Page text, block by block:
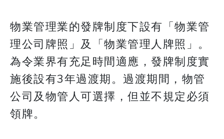
物業管理業的發牌制度下設有「物業管
理公司牌照」及「物業管理人牌照」。
為令業界有充足時間適應，發牌制度實
施後設有3年過渡期。過渡期間，物管
公司及物管人可選擇，但並不規定必須
領牌。